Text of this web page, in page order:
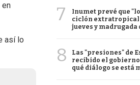
en
así lo
7
Inumet prevé que
ciclón extratropical
jueves y madrugada
8
Las "presiones" de
recibido el
qué diálogo se está